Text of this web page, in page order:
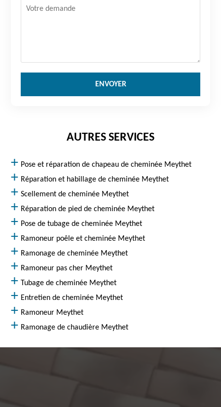
AUTRES SERVICES
Pose et réparation de chapeau de cheminée Meythet
Réparation et habillage de cheminée Meythet
Scellement de cheminée Meythet
Réparation de pied de cheminée Meythet
Pose de tubage de cheminée Meythet
Ramoneur poêle et cheminée Meythet
Ramonage de cheminée Meythet
Ramoneur pas cher Meythet
Tubage de cheminée Meythet
Entretien de cheminée Meythet
Ramoneur Meythet
Ramonage de chaudière Meythet